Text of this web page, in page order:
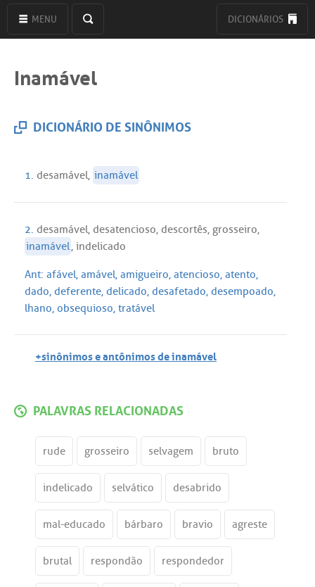
MENU DICIONÁRIOS
Inamável
DICIONÁRIO DE SINÔNIMOS
1. desamável, inamável
2. desamável, desatencioso, descortês, grosseiro,
inamável, indelicado
Ant: afável, amável, amigueiro, atencioso, atento,
dado, deferente, delicado, desafetado, desempoado,
lhano, obsequioso, tratável
+sinônimos e antônimos de inamável
PALAVRAS RELACIONADAS
rude grosseiro selvagem bruto
indelicado selvático desabrido
mal-educado bárbaro bravio agreste
brutal respondão respondedor